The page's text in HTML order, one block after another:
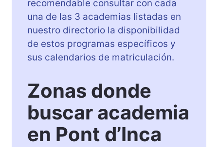
recomendable consultar con cada
una de las 3 academias listadas en
nuestro directorio la disponibilidad
de estos programas específicos y
sus calendarios de matriculación.
Zonas donde
buscar academia
en Pont d’Inca